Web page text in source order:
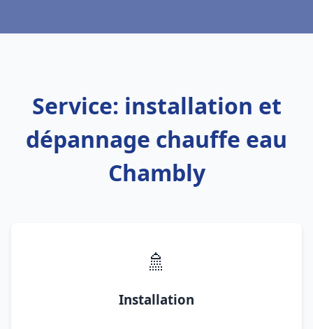
Service: installation et
dépannage chauffe eau
Chambly
🚿
Installation